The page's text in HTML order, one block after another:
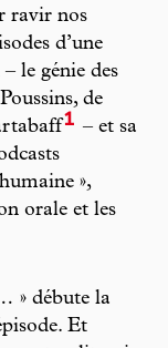
ravir nos
d’une
le génie des
de
1 – et sa
»,
orale et les
» débute la
Et